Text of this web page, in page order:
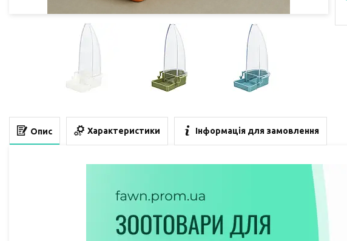
Опис Характеристики Інформація для замовлення